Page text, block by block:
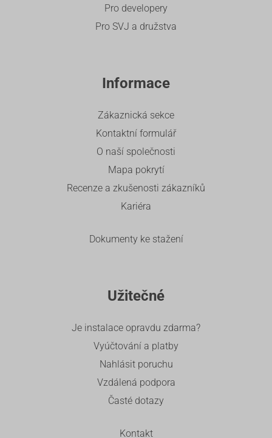
Pro developery
Pro SVJ a družstva
Informace
Zákaznická sekce
Kontaktní formulář
O naší společnosti
Mapa pokrytí
Recenze a zkušenosti zákazníků
Kariéra
Dokumenty ke stažení
Užitečné
Je instalace opravdu zdarma?
Vyúčtování a platby
Nahlásit poruchu
Vzdálená podpora
Časté dotazy
Kontakt